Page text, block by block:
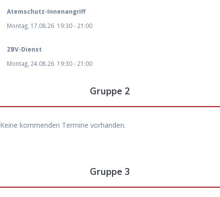
Atemschutz-Innenangriff
Montag, 17.08.26 19:30- 21:00
ZBV-Dienst
Montag, 24.08.26 19:30- 21:00
Gruppe 2
Keine kommenden Termine vorhanden.
Gruppe 3